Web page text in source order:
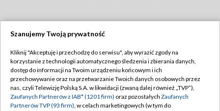
TVP
Abonament TVP
Emisja w TVP
Regulamin TVP
Polityka prywatności
Szanujemy Twoją prywatność
Kliknij "Akceptuję i przechodzę do serwisu", aby wyrazić zgody na
korzystanie z technologii automatycznego śledzenia i zbierania danych,
dostęp do informacji na Twoim urządzeniu końcowym i ich
przechowywanie oraz na przetwarzanie Twoich danych osobowych przez
nas, czyli Telewizję Polską S.A. w likwidacji (zwaną dalej również „TVP”),
Zaufanych Partnerów z IAB* (1201 firm) oraz pozostałych Zaufanych
Partnerów TVP (93 firm), w celach marketingowych (w tym do